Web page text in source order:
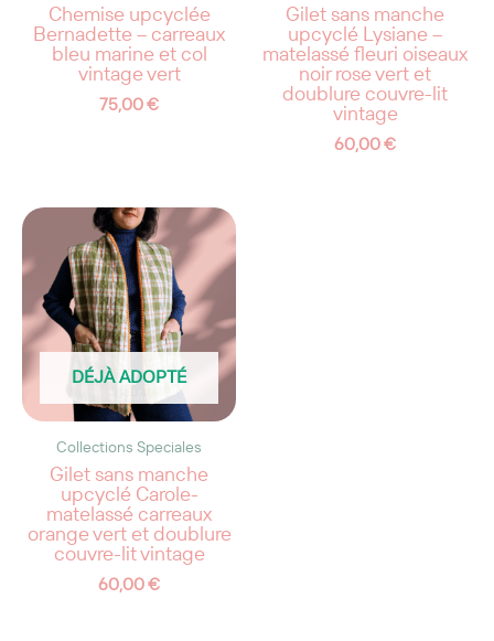
Chemise upcyclée
Bernadette – carreaux
bleu marine et col
vintage vert
75,00€
Gilet sans manche
upcyclé Lysiane –
matelassé fleuri oiseaux
noir rose vert et
doublure couvre-lit
vintage
60,00€
DÉJÀ ADOPTÉ
Collections Speciales
Gilet sans manche
upcyclé Carole-
matelassé carreaux
orange vert et doublure
couvre-lit vintage
60,00€